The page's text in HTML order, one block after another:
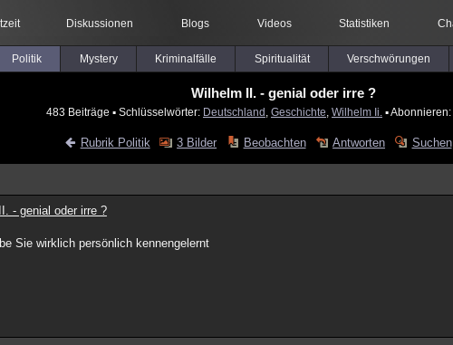
Diskussionen Blogs Videos Statistiken
Politik Mystery Kriminalfälle Spiritualität Verschwörungen
Wilhelm II. - genial oder irre ?
483 Beiträge ▪ Schlüsselwörter: Deutschland Geschichte Wilhelm Ii. ▪ Abonnieren:
Rubrik Politik 3 Bilder Beobachten Antworten Suchen
- genial oder irre ?
Sie wirklich persönlich kennengelernt